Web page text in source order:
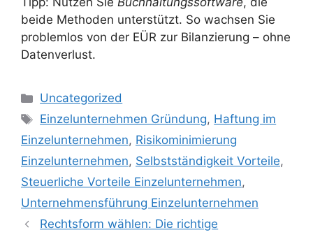
beide Methoden unterstützt. So wachsen Sie
problemlos von der EÜR zur Bilanzierung – ohne
Datenverlust.
Kategorien
Uncategorized
Schlagwörter
Einzelunternehmen Gründung, Haftung im
Einzelunternehmen, Risikominimierung
Einzelunternehmen, Selbstständigkeit Vorteile,
Steuerliche Vorteile Einzelunternehmen,
Unternehmensführung Einzelunternehmen
Rechtsform wählen: Die richtige